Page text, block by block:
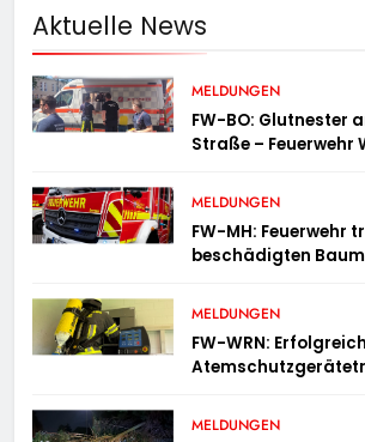
Aktuelle News
MELDUNGEN
FW-BO: Glutnester
Straße – Feuerwehr
MELDUNGEN
FW-MH: Feuerwehr
beschädigten
MELDUNGEN
FW-WRN:
MELDUNGEN